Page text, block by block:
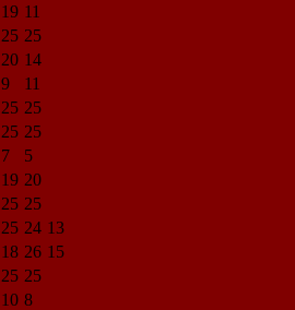
19 11
25 25
20 14
9
11
25 25
25 25
7
5
19 20
25 25
25 24 13
18 26 15
25 25
10 8